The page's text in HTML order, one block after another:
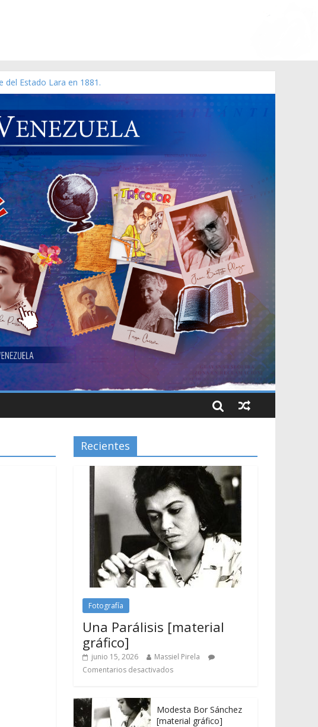
del Estado Lara en 1881.
de marzo de 2006 N° 38.394
Recientes
Fotografía
Una Parálisis [material
gráfico]
junio 15, 2026
Massiel Pirela
Comentarios desactivados
Modesta Bor Sánchez
[material gráfico]